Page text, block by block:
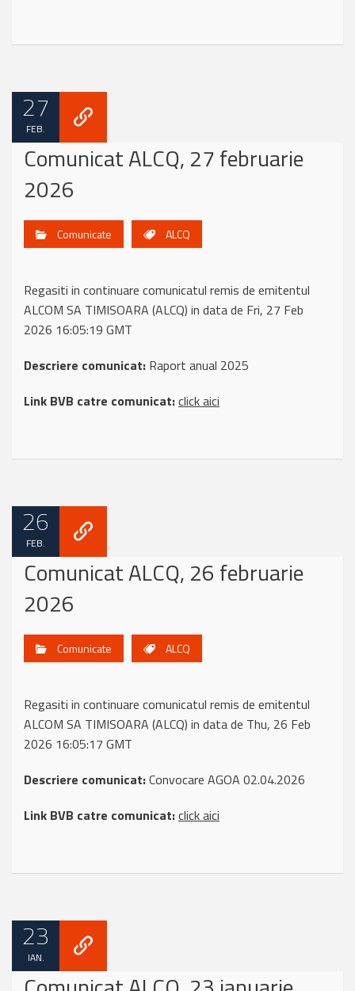
27
FEB.
Comunicat ALCQ, 27 februarie
2026
Comunicate ALCQ
Regasiti in continuare comunicatul remis de emitentul
ALCOM SA TIMISOARA (ALCQ) in data de Fri, 27 Feb
2026 16:05:19 GMT
Descriere comunicat: Raport anual 2025
Link BVB catre comunicat:click aici
26
FEB.
Comunicat ALCQ, 26 februarie
2026
Comunicate ALCQ
Regasiti in continuare comunicatul remis de emitentul
ALCOM SA TIMISOARA (ALCQ) in data de Thu, 26 Feb
2026 16:05:17 GMT
Descriere comunicat:Convocare AGOA 02.04.2026
Link BVB catre comunicat:click aici
23
IAN.